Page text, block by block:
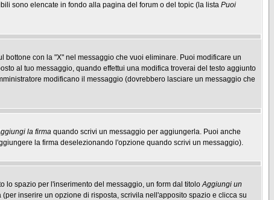
sono elencate in fondo alla pagina del forum o del topic (la lista Puoi
con la "X" nel messaggio che vuoi eliminare. Puoi modificare un
al tuo messaggio, quando effettui una modifica troverai del testo aggiunto
modificano il messaggio (dovrebbero lasciare un messaggio che
la firma quando scrivi un messaggio per aggiungerla. Puoi anche
la firma deselezionando l'opzione quando scrivi un messaggio).
lo spazio per l'inserimento del messaggio, un form dal titoloAggiungi un
inserire un opzione di risposta, scrivila nell'apposito spazio e clicca su